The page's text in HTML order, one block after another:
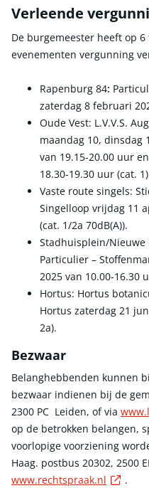
Verleende
De burgemeester heeft op
evenementen vergunning
Rapenburg 84:
zaterdag 8 februari
Oude Vest: L.V.V.S.
maandag 10, dinsdag
van 19.15-20.00 uur
18.30-19.30 uur (cat.
Vaste route singels:
Singelloop vrijdag 11
(cat. 1/2a 70dB(A)).
Stadhuisplein/Nieuwe
Particulier –
2025 van 10.00-16.30
Hortus: Hortus
Hortus zaterdag 21
2a).
Bezwaar
Belanghebbenden kunnen
bezwaar indienen bij de
2300 PC Leiden, of via
op de betrokken belangen,
voorlopige voorziening
Haag. postbus 20302, 2500
www.rechtspraak.nl
.